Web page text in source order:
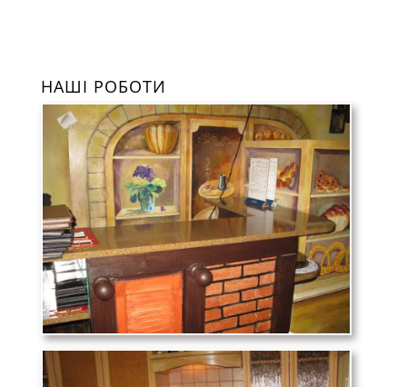
НАШІ РОБОТИ